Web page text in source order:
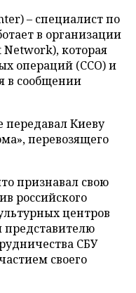
– специалист по
в организации
которая
операций (ССО) и
в сообщении
Киеву
перевозящего
признавал свою
российского
центров
представителю
СБУ
своего